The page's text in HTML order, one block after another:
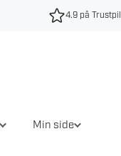
4.9 på
Min side